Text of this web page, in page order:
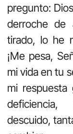
pregunto:
derroche de
tirado, lo he
¡Me pesa,
mi vida en tu
mi respuesta
descuido,